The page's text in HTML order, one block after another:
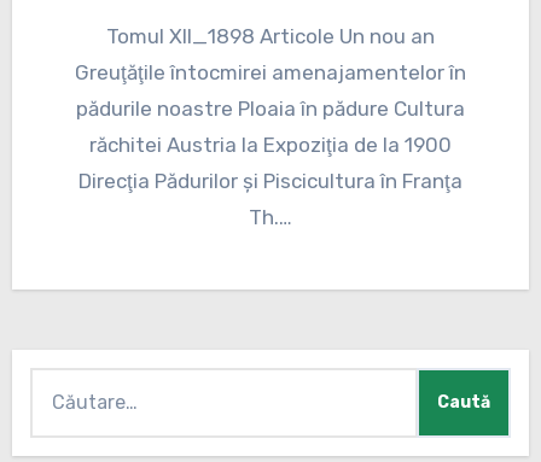
Tomul XII_1898 Articole Un nou an
Greuţăţile întocmirei amenajamentelor în
pădurile noastre Ploaia în pădure Cultura
răchitei Austria la Expoziţia de la 1900
Direcţia Pădurilor şi Piscicultura în Franţa
Th.…
după: